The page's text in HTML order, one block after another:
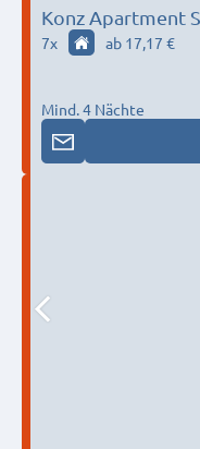
Konz Apartment
Luxemburg, Saar)
7x ab 17,17 €
Mind. 4 Nächte